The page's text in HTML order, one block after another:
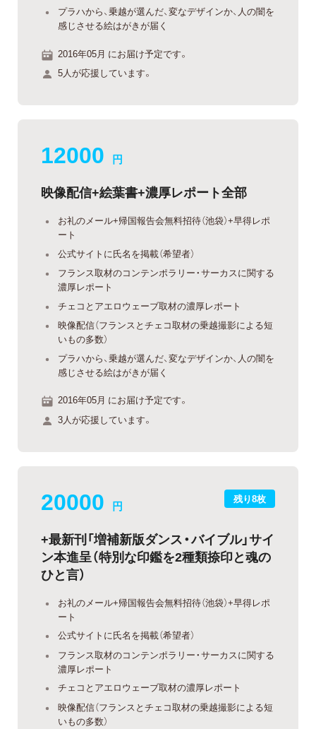
プラハから、乗越が選んだ、変なデザインか、人の闇を
感じさせる絵はがきが届く
2016年05月 にお届け予定です。
5人が応援しています。
12000 円
映像配信+絵葉書+濃厚レポート全部
お礼のメール+帰国報告会無料招待（池袋）+早得レポ
ート
公式サイトに氏名を掲載（希望者）
フランス取材のコンテンポラリー・サーカスに関する
濃厚レポート
チェコとアエロウェーブ取材の濃厚レポート
映像配信（フランスとチェコ取材の乗越撮影による短
いもの多数）
プラハから、乗越が選んだ、変なデザインか、人の闇を
感じさせる絵はがきが届く
2016年05月 にお届け予定です。
3人が応援しています。
残り8枚
20000 円
+最新刊「増補新版ダンス・バイブル」サイ
ン本進呈（特別な印鑑を2種類捺印と魂の
ひと言）
お礼のメール+帰国報告会無料招待（池袋）+早得レポ
ート
公式サイトに氏名を掲載（希望者）
フランス取材のコンテンポラリー・サーカスに関する
濃厚レポート
チェコとアエロウェーブ取材の濃厚レポート
映像配信（フランスとチェコ取材の乗越撮影による短
いもの多数）